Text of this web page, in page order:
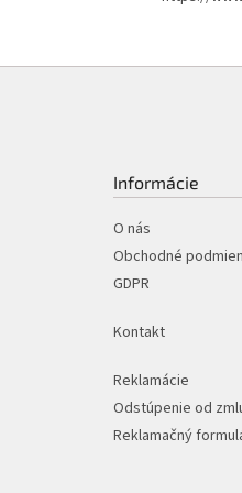
Informácie
O nás
Obchodné
GDPR
Kontakt
Reklamácie
Odstúpenie od
Reklamačný